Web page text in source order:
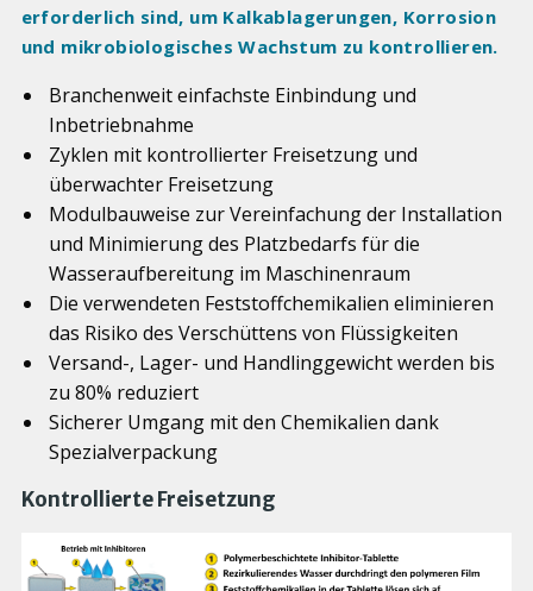
erforderlich sind, um Kalkablagerungen, Korrosion
und mikrobiologisches Wachstum zu kontrollieren.
Branchenweit einfachste Einbindung und
Inbetriebnahme
Zyklen mit kontrollierter Freisetzung und
überwachter Freisetzung
Modulbauweise zur Vereinfachung der Installation
und Minimierung des Platzbedarfs für die
Wasseraufbereitung im Maschinenraum
Die verwendeten Feststoffchemikalien eliminieren
das Risiko des Verschüttens von Flüssigkeiten
Versand-, Lager- und Handlinggewicht werden bis
zu 80% reduziert
Sicherer Umgang mit den Chemikalien dank
Spezialverpackung
Kontrollierte Freisetzung